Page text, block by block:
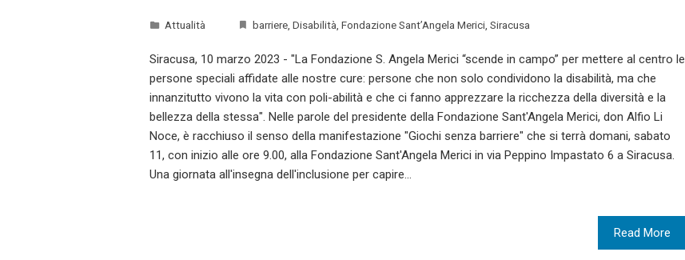
Attualità barriere Disabilità Fondazione Sant’Angela Merici Siracusa
Siracusa, 10 marzo 2023 - "La Fondazione S. Angela Merici “scende in campo” per mettere al centro le
persone speciali affidate alle nostre cure: persone che non solo condividono la disabilità, ma che
innanzitutto vivono la vita con poli-abilità e che ci fanno apprezzare la ricchezza della diversità e la
bellezza della stessa". Nelle parole del presidente della Fondazione Sant'Angela Merici, don Alfio Li
Noce, è racchiuso il senso della manifestazione "Giochi senza barriere" che si terrà domani, sabato
11, con inizio alle ore 9.00, alla Fondazione Sant'Angela Merici in via Peppino Impastato 6 a Siracusa.
Una giornata all'insegna dell'inclusione per capire…
Read More